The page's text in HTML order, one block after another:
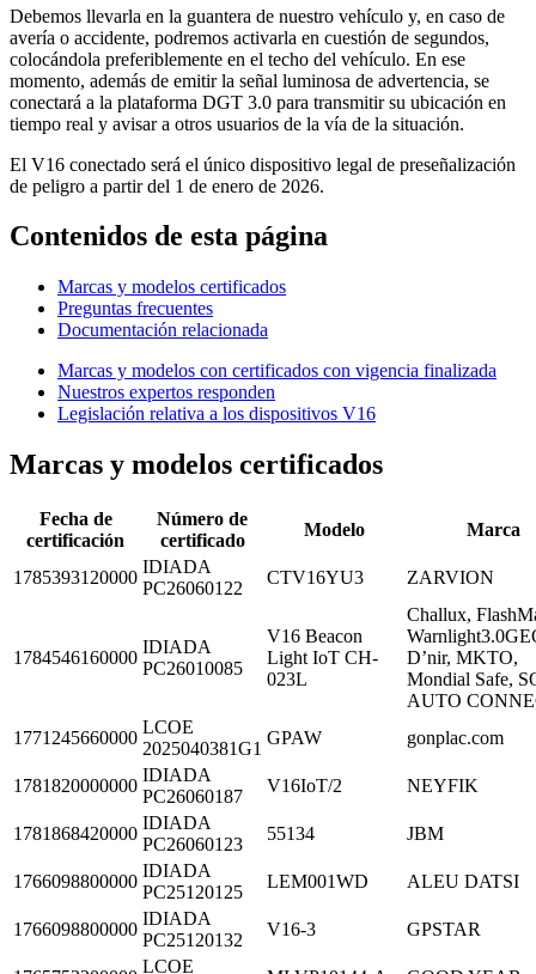
Debemos llevarla en la guantera de nuestro vehículo y, en caso de
avería o accidente, podremos activarla en cuestión de segundos,
colocándola preferiblemente en el techo del vehículo. En ese
momento, además de emitir la señal luminosa de advertencia, se
conectará a la plataforma DGT 3.0 para transmitir su ubicación en
tiempo real y avisar a otros usuarios de la vía de la situación.
El V16 conectado será el único dispositivo legal de preseñalización
de peligro a partir del 1 de enero de 2026.
Contenidos de esta página
Marcas y modelos certificados
Preguntas frecuentes
Documentación relacionada
Marcas y modelos con certificados con vigencia finalizada
Nuestros expertos responden
Legislación relativa a los dispositivos V16
Marcas y modelos certificados
Fecha de
certificación
Número de
certificado
Modelo Marca
1785393120000
IDIADA
PC26060122
CTV16YU3 ZARVION
1784546160000
IDIADA
PC26010085
V16 Beacon
Light IoT CH-
023L
Challux,
D’nir, MKTO,
Mondial Safe,
AUTO
1771245660000
LCOE
2025040381G1
GPAW gonplac.com
1781820000000
IDIADA
PC26060187
V16IoT/2 NEYFIK
1781868420000
IDIADA
PC26060123
55134 JBM
1766098800000
IDIADA
PC25120125
LEM001WD ALEU DATSI
1766098800000
IDIADA
PC25120132
V16-3 GPSTAR
LCOE